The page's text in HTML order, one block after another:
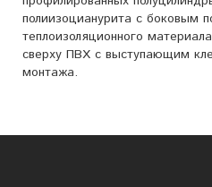
полиизоцианурита с боковым
теплоизоляционного
сверху ПВХ с выступающим
монтажа.